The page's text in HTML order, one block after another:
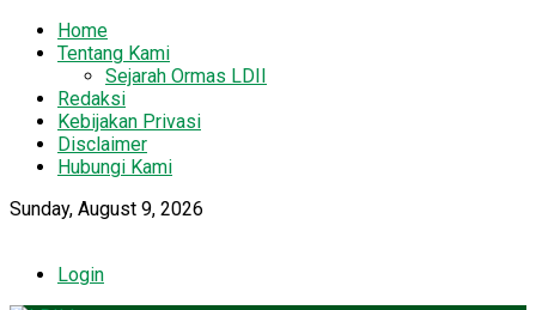
Home
Tentang Kami
Sejarah Ormas LDII
Redaksi
Kebijakan Privasi
Disclaimer
Hubungi Kami
Sunday, August 9, 2026
Login